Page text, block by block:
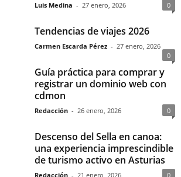
Luis Medina - 27 enero, 2026 0
Tendencias de viajes 2026
Carmen Escarda Pérez - 27 enero, 2026
0
Guía práctica para comprar y
registrar un dominio web con
cdmon
Redacción - 26 enero, 2026 0
Descenso del Sella en canoa:
una experiencia imprescindible
de turismo activo en Asturias
Redacción - 21 enero, 2026 0